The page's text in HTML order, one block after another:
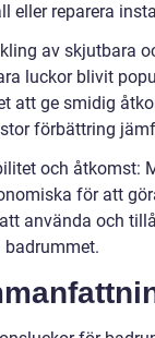
eller reparera
av skjutbara
luckor blivit
att ge smidig
förbättring
och åtkomst:
för att
använda och
badrummet.